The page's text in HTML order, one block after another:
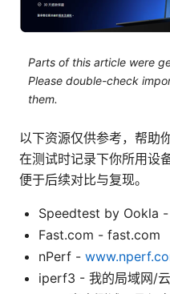
Parts of this article were
Please double-check
them.
以下资源仅供参考，帮助
在测试时记录下你所用设
便于后续对比与复现。
Speedtest by Ookla
Fast.com - fast.com
nPerf -
iperf3 - 我的局域网/